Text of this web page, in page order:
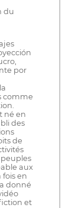
du
por
comme
né en
des
de
aux
fois en
donné
et